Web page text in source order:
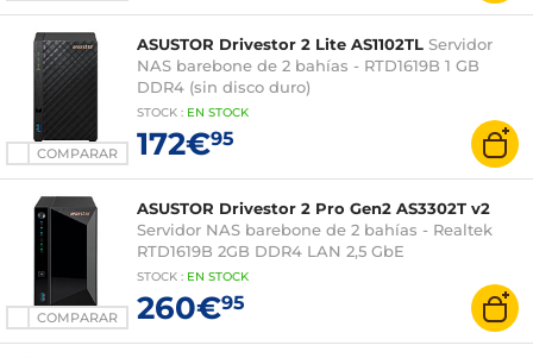
COMPARAR
ASUSTOR Drivestor 2 Lite AS1102TL Servidor
NAS barebone de 2 bahías - RTD1619B 1 GB
DDR4 (sin disco duro)
STOCK : EN STOCK
172€95
COMPARAR
ASUSTOR Drivestor 2 Pro Gen2 AS3302T v2
Servidor NAS barebone de 2 bahías - Realtek
RTD1619B 2GB DDR4 LAN 2,5 GbE
STOCK : EN STOCK
260€95